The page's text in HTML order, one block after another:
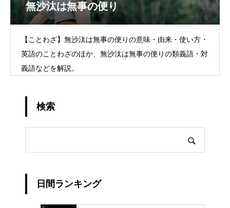
無沙汰は無事の便り
【ことわざ】無沙汰は無事の便りの意味・由来・使い方・
英語のことわざのほか、無沙汰は無事の便りの類義語・対
義語などを解説。
検索
日間ランキング